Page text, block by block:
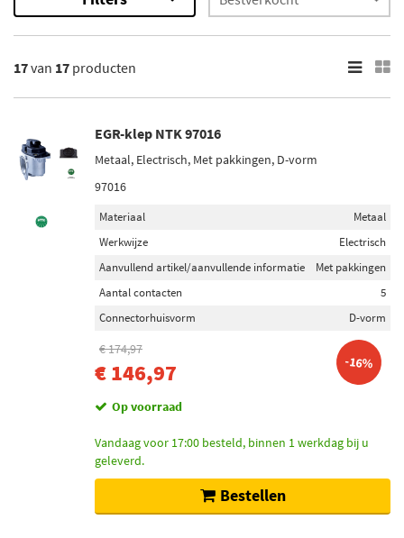
17Resultaten
×
Onderdeelmerk
DRI (1)
Fispa (2)
Hitachi (2)
Autlog (1)
Niet op voorraad (11)
Op voorraad (6)
17van 17 producten
EGR-klep NTK 97016
Metaal, Electrisch, Met pakkingen, D-vorm
97016
Materiaal
Metaal
Werkwijze
Electrisch
Aanvullend artikel/aanvullende informatie
Met pakkingen
Aantal contacten
5
Connectorhuisvorm
D-vorm
€ 174,97
€ 146,97 -16%
Op voorraad
Vandaag voor 17:00 besteld, binnen 1 werkdag bij u
geleverd.
Bestellen